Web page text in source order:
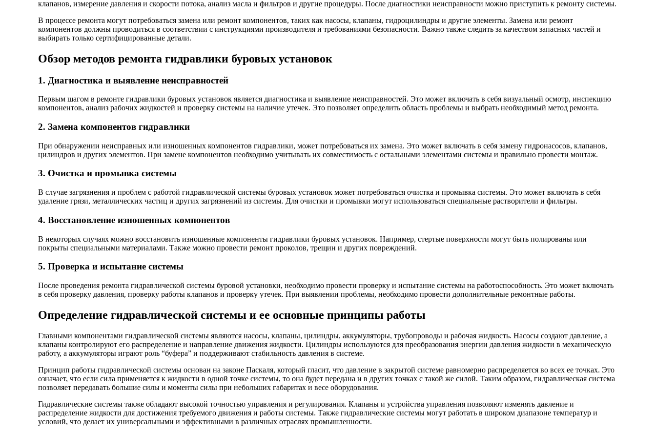
клапанов, измерение давления и скорости потока, анализ масла и фильтров и другие процедуры. После диагностики неисправности можно приступить к ремонту системы.
В процессе ремонта могут потребоваться замена или ремонт компонентов, таких как насосы, клапаны, гидроцилиндры и другие элементы. Замена или ремонт
компонентов должны проводиться в соответствии с инструкциями производителя и требованиями безопасности. Важно также следить за качеством запасных частей и
выбирать только сертифицированные детали.
Обзор методов ремонта гидравлики буровых установок
1. Диагностика и выявление неисправностей
Первым шагом в ремонте гидравлики буровых установок является диагностика и выявление неисправностей. Это может включать в себя визуальный осмотр, инспекцию
компонентов, анализ рабочих жидкостей и проверку системы на наличие утечек. Это позволяет определить область проблемы и выбрать необходимый метод ремонта.
2. Замена компонентов гидравлики
При обнаружении неисправных или изношенных компонентов гидравлики, может потребоваться их замена. Это может включать в себя замену гидронасосов, клапанов,
цилиндров и других элементов. При замене компонентов необходимо учитывать их совместимость с остальными элементами системы и правильно провести монтаж.
3. Очистка и промывка системы
В случае загрязнения и проблем с работой гидравлической системы буровых установок может потребоваться очистка и промывка системы. Это может включать в себя
удаление грязи, металлических частиц и других загрязнений из системы. Для очистки и промывки могут использоваться специальные растворители и фильтры.
4. Восстановление изношенных компонентов
В некоторых случаях можно восстановить изношенные компоненты гидравлики буровых установок. Например, стертые поверхности могут быть полированы или
покрыты специальными материалами. Также можно провести ремонт проколов, трещин и других повреждений.
5. Проверка и испытание системы
После проведения ремонта гидравлической системы буровой установки, необходимо провести проверку и испытание системы на работоспособность. Это может включать
в себя проверку давления, проверку работы клапанов и проверку утечек. При выявлении проблемы, необходимо провести дополнительные ремонтные работы.
Определение гидравлической системы и ее основные принципы работы
Главными компонентами гидравлической системы являются насосы, клапаны, цилиндры, аккумуляторы, трубопроводы и рабочая жидкость. Насосы создают давление, а
клапаны контролируют его распределение и направление движения жидкости. Цилиндры используются для преобразования энергии давления жидкости в механическую
работу, а аккумуляторы играют роль “буфера” и поддерживают стабильность давления в системе.
Принцип работы гидравлической системы основан на законе Паскаля, который гласит, что давление в закрытой системе равномерно распределяется во всех ее точках. Это
означает, что если сила применяется к жидкости в одной точке системы, то она будет передана и в других точках с такой же силой. Таким образом, гидравлическая система
позволяет передавать большие силы и моменты силы при небольших габаритах и весе оборудования.
Гидравлические системы также обладают высокой точностью управления и регулирования. Клапаны и устройства управления позволяют изменять давление и
распределение жидкости для достижения требуемого движения и работы системы. Также гидравлические системы могут работать в широком диапазоне температур и
условий, что делает их универсальными и эффективными в различных отраслях промышленности.